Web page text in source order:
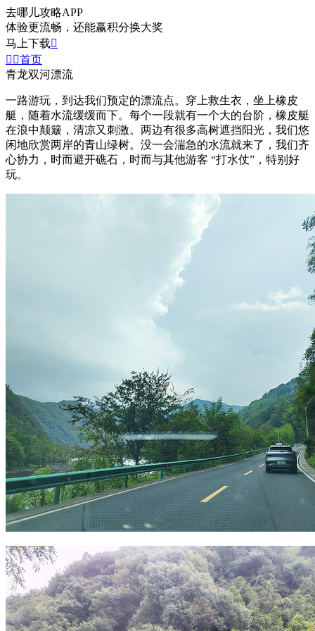
去哪儿攻略APP
体验更流畅，还能赢积分换大奖
马上下载
 首页
青龙双河漂流
一路游玩，到达我们预定的漂流点。穿上救生衣，坐上橡皮
艇，随着水流缓缓而下。每个一段就有一个大的台阶，橡皮艇
在浪中颠簸，清凉又刺激。两边有很多高树遮挡阳光，我们悠
闲地欣赏两岸的青山绿树。没一会湍急的水流就来了，我们齐
心协力，时而避开礁石，时而与其他游客 “打水仗”，特别好
玩。